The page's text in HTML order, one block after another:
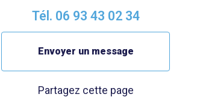
Tél. 06 93 43 02 34
Envoyer un message
Partagez cette page